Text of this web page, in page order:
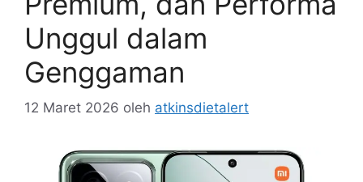
Unggul dalam
Genggaman
12 Maret 2026 oleh atkinsdietalert